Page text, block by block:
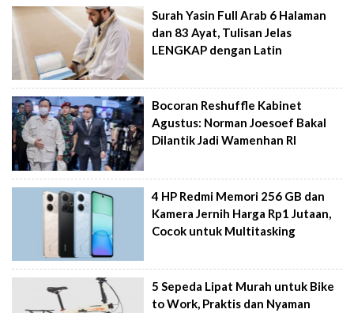
Surah Yasin Full Arab 6 Halaman
dan 83 Ayat, Tulisan Jelas
LENGKAP dengan Latin
Bocoran Reshuffle Kabinet
Agustus: Norman Joesoef Bakal
Dilantik Jadi Wamenhan RI
4 HP Redmi Memori 256 GB dan
Kamera Jernih Harga Rp1 Jutaan,
Cocok untuk Multitasking
5 Sepeda Lipat Murah untuk Bike
to Work, Praktis dan Nyaman